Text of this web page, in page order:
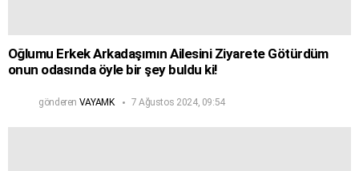
Oğlumu Erkek Arkadaşımın Ailesini Ziyarete Götürdüm
onun odasında öyle bir şey buldu ki!
gönderen VAYAMK 7 Ağustos 2024, 09:54